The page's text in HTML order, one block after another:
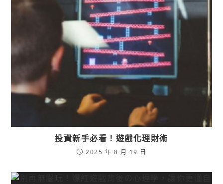
投資新手必看！遊戲化理財術
2025 年 8 月 19 日